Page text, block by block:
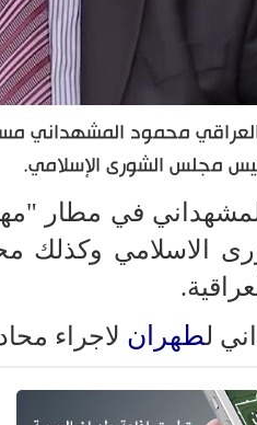
محمود المشهداني
مجلس الشورى الإسلامي.
في مطار
الاسلامي وكذلك
لطهران لاجراء